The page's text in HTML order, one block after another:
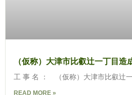
（仮称）大津市比叡辻一丁目造
工 事 名 ： （仮称）大津市比叡辻
READ MORE »